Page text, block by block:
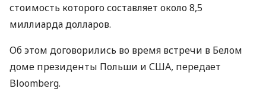
стоимость которого составляет около 8,5
миллиарда долларов.
Об этом договорились во время встречи в Белом
доме президенты Польши и США, передает
Bloomberg.